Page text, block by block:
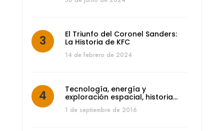
El Triunfo del Coronel Sanders:
La Historia de KFC
14 de febrero de 2024
Tecnología, energía y
exploración espacial, historia…
1 de septiembre de 2016